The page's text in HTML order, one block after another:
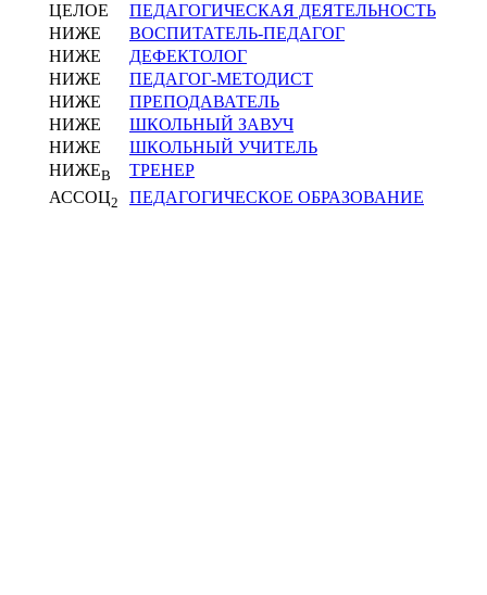
ЦЕЛОЕ
ПЕДАГОГИЧЕСКАЯ ДЕЯТЕЛЬНОСТЬ
НИЖЕ
ВОСПИТАТЕЛЬ-ПЕДАГОГ
НИЖЕ
ДЕФЕКТОЛОГ
НИЖЕ
ПЕДАГОГ-МЕТОДИСТ
НИЖЕ
ПРЕПОДАВАТЕЛЬ
НИЖЕ
ШКОЛЬНЫЙ ЗАВУЧ
НИЖЕ
ШКОЛЬНЫЙ УЧИТЕЛЬ
НИЖЕВ
ТРЕНЕР
АССОЦ2 ПЕДАГОГИЧЕСКОЕ ОБРАЗОВАНИЕ